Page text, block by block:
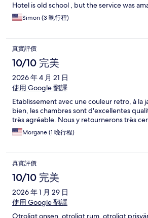
Hotel is old school , but the service was
Simon (3 晚行程)
真實評價
10/10 完美
2026 年 4 月 21 日
使用 Google 翻譯
Etablissement avec une couleur retro, à la
bien, les chambres sont d'excellentes
très agréable. Nous y retournerons très
Morgane (1 晚行程)
真實評價
10/10 完美
2026 年 1 月 29 日
使用 Google 翻譯
Otroligt onsen, otroligt rum, otroligt